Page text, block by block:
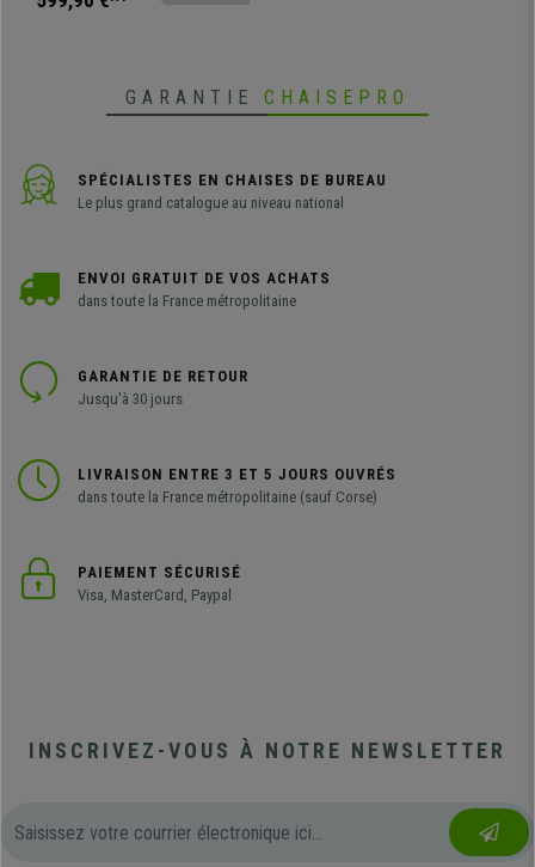
GARANTIE CHAISEPRO
SPÉCIALISTES EN CHAISES DE BUREAU
Le plus grand catalogue au niveau national
ENVOI GRATUIT DE VOS ACHATS
dans toute la France métropolitaine
GARANTIE DE RETOUR
Jusqu'à 30 jours
LIVRAISON ENTRE 3 ET 5 JOURS OUVRÉS
dans toute la France métropolitaine (sauf Corse)
PAIEMENT SÉCURISÉ
Visa, MasterCard, Paypal
INSCRIVEZ-VOUS À NOTRE NEWSLETTER